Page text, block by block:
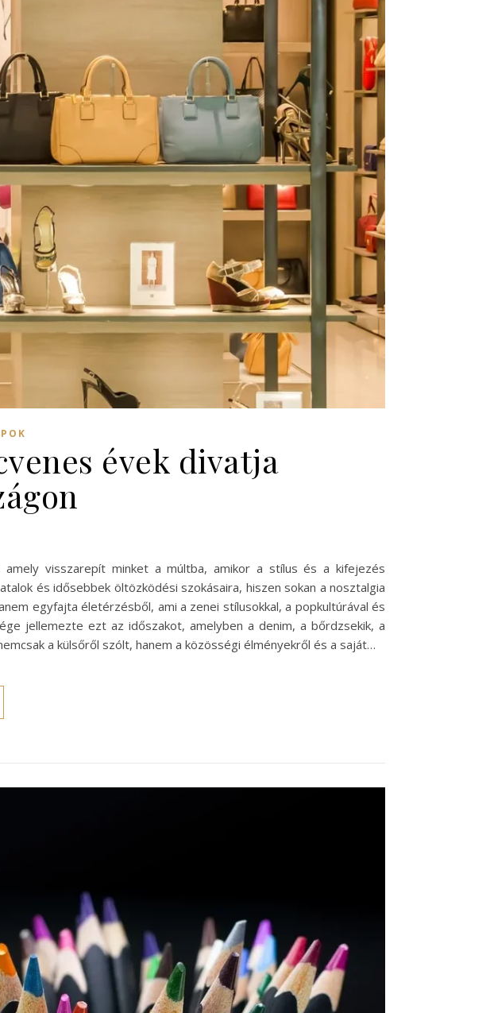
évek divatja
visszarepít minket a múltba, amikor a stílus és a kifejezés
és idősebbek öltözködési szokásaira, hiszen sokan a nosztalgia
egyfajta életérzésből, ami a zenei stílusokkal, a popkultúrával és
jellemezte ezt az időszakot, amelyben a denim, a bőrdzsekik, a
a külsőről szólt, hanem a közösségi élményekről és a saját…